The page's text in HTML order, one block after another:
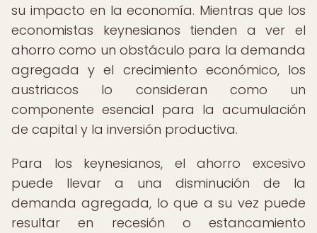
su impacto en la economía. Mientras que los
economistas keynesianos tienden a ver el
ahorro como un obstáculo para la demanda
agregada y el crecimiento económico, los
austriacos lo consideran como un
componente esencial para la acumulación
de capital y la inversión productiva.
Para los keynesianos, el ahorro excesivo
puede llevar a una disminución de la
demanda agregada, lo que a su vez puede
resultar en recesión o estancamiento